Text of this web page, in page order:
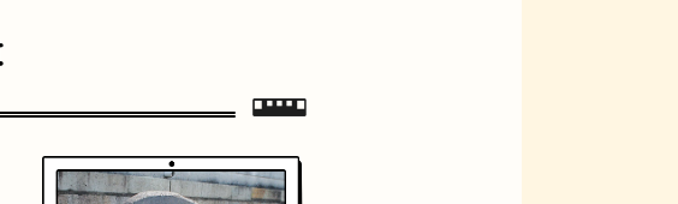
ジェラート